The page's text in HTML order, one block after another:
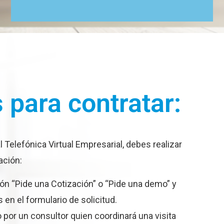
para contratar:
Telefónica Virtual Empresarial, debes realizar
“Pide una Cotización” o “Pide una demo” y
en el formulario de solicitud.
un consultor quien coordinará una visita